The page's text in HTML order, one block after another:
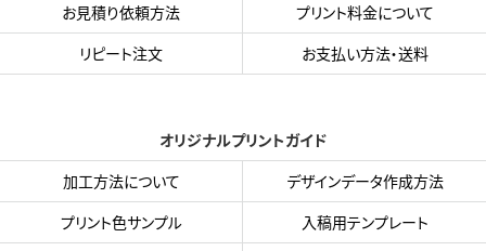
お見積り依頼方法
プリント料金について
リピート注文
お支払い方法・送料
オリジナルプリントガイド
加工方法について
デザインデータ作成方法
プリント色サンプル
入稿用テンプレート